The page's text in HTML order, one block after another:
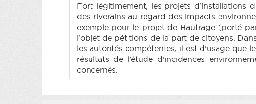
Fort légitimement, les projets d’installations
des riverains au regard des impacts
exemple pour le projet de Hautrage (porté
l’objet de pétitions de la part de citoyens.
les autorités compétentes, il est d’usage que
résultats de l’étude d’incidences
concernés.